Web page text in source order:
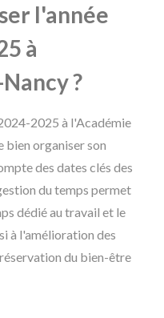
l'année
à
?
2025 à l'Académie
organiser son
des dates clés des
du temps permet
dédié au travail et le
à l'amélioration des
du bien-être